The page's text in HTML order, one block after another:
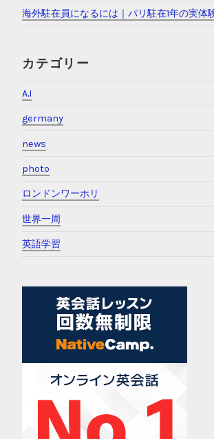
海外駐在員になるには｜パリ駐在1年の実体
カテゴリー
A.I
germany
news
photo
ロンドンワーホリ
世界一周
英語学習